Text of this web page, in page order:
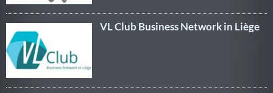
VL Club Business Network in Liège